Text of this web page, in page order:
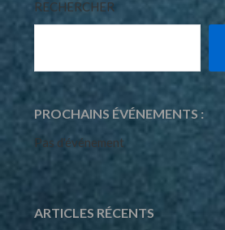
RECHERCHER
PROCHAINS ÉVÉNEMENTS :
Pas d'événement
ARTICLES RÉCENTS